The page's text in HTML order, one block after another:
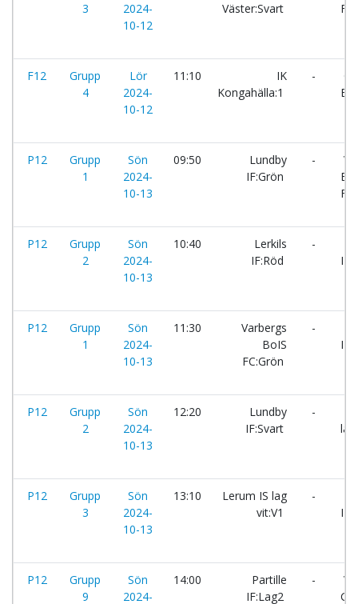
3
2024-
10-12
Väster:Svart
F12
Grupp
4
Lör
2024-
10-12
11:10
IK
Kongahälla:1
-
P12
Grupp
1
Sön
2024-
10-13
09:50
Lundby
IF:Grön
-
P12
Grupp
2
Sön
2024-
10-13
10:40
Lerkils
IF:Röd
-
P12
Grupp
1
Sön
2024-
10-13
11:30
Varbergs
BoIS
FC:Grön
-
P12
Grupp
2
Sön
2024-
10-13
12:20
Lundby
IF:Svart
-
lag
P12
Grupp
3
Sön
2024-
10-13
13:10
Lerum IS lag
vit:V1
-
IF:2
P12
Grupp
9
Sön
2024-
14:00
Partille
IF:Lag2
-